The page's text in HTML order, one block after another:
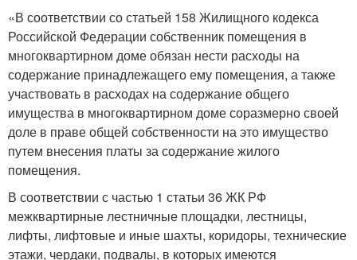
«В соответствии со статьей 158 Жилищного кодекса
Российской Федерации собственник помещения в
многоквартирном доме обязан нести расходы на
содержание принадлежащего ему помещения, а также
участвовать в расходах на содержание общего
имущества в многоквартирном доме соразмерно своей
доле в праве общей собственности на это имущество
путем внесения платы за содержание жилого
помещения.
В соответствии с частью 1 статьи 36 ЖК РФ
межквартирные лестничные площадки, лестницы,
лифты, лифтовые и иные шахты, коридоры, технические
этажи, чердаки, подвалы, в которых имеются